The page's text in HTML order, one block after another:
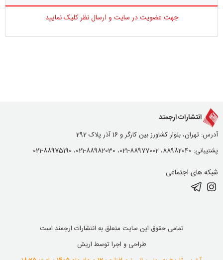
جهت عضویت در سایت و ارسال نظر کلیک نمایید
انتشارات ارجمند
آدرس: تهران، بلوار کشاورز بین کارگر و 16 آذر پلاک 292
پشتیبانی: 88982040، 88977002-021، 88982030-021، 88975190-021
شبکه های اجتماعی
تمامی حقوق این سایت متعلق به انتشارات ارجمند است
طراحی و اجرا توسط اریش